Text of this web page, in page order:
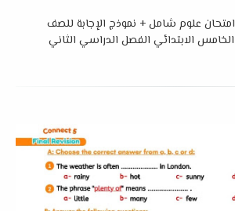
امتحان علوم شامل + نموذج الإجابة للصف
الخامس الابتدائي الفصل الدراسي الثاني